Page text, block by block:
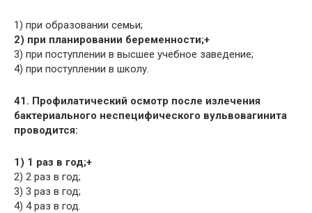
1) при образовании семьи;
2) при планировании беременности;+
3) при поступлении в высшее учебное заведение;
4) при поступлении в школу.
41. Профилатический осмотр после излечения
бактериального неспецифического вульвовагинита
проводится:
1) 1 раз в год;+
2) 2 раз в год;
3) 3 раз в год;
4) 4 раз в год.